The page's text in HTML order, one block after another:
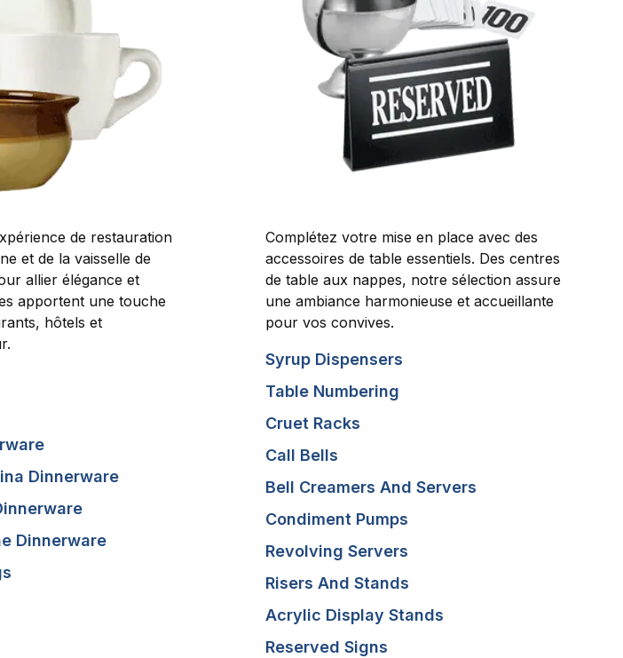
de restauration
et de la vaisselle de
allier élégance et
apportent une touche
hôtels et
Dinnerware
Dinnerware
Complétez votre mise en place avec des
accessoires de table essentiels. Des centres
de table aux nappes, notre sélection assure
une ambiance harmonieuse et accueillante
pour vos convives.
Syrup Dispensers
Table Numbering
Cruet Racks
Call Bells
Bell Creamers And Servers
Condiment Pumps
Revolving Servers
Risers And Stands
Acrylic Display Stands
Reserved Signs